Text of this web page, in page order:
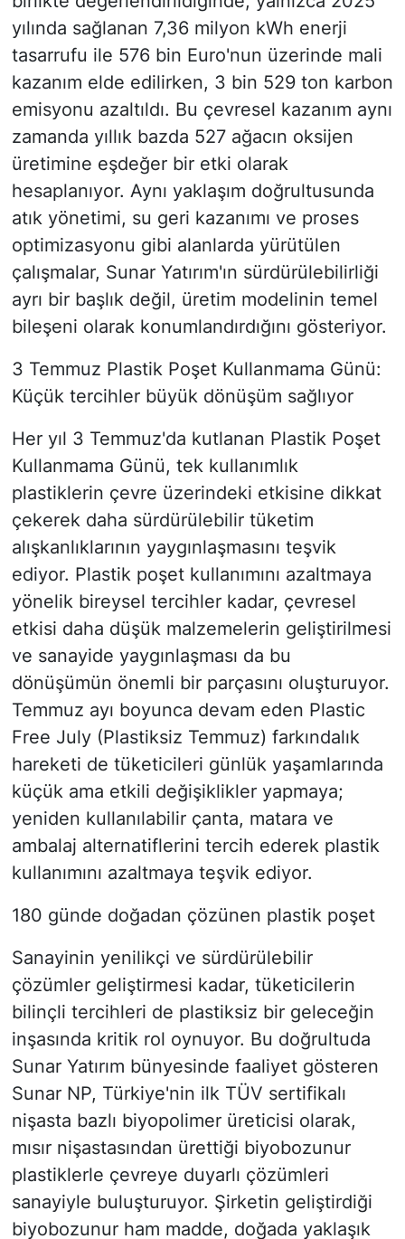
yılında sağlanan 7,36 milyon kWh enerji
tasarrufu ile 576 bin Euro'nun üzerinde mali
kazanım elde edilirken, 3 bin 529 ton karbon
emisyonu azaltıldı. Bu çevresel kazanım aynı
zamanda yıllık bazda 527 ağacın oksijen
üretimine eşdeğer bir etki olarak
hesaplanıyor. Aynı yaklaşım doğrultusunda
atık yönetimi, su geri kazanımı ve proses
optimizasyonu gibi alanlarda yürütülen
çalışmalar, Sunar Yatırım'ın sürdürülebilirliği
ayrı bir başlık değil, üretim modelinin temel
bileşeni olarak konumlandırdığını gösteriyor.
3 Temmuz Plastik Poşet Kullanmama Günü:
Küçük tercihler büyük dönüşüm sağlıyor
Her yıl 3 Temmuz'da kutlanan Plastik Poşet
Kullanmama Günü, tek kullanımlık
plastiklerin çevre üzerindeki etkisine dikkat
çekerek daha sürdürülebilir tüketim
alışkanlıklarının yaygınlaşmasını teşvik
ediyor. Plastik poşet kullanımını azaltmaya
yönelik bireysel tercihler kadar, çevresel
etkisi daha düşük malzemelerin geliştirilmesi
ve sanayide yaygınlaşması da bu
dönüşümün önemli bir parçasını oluşturuyor.
Temmuz ayı boyunca devam eden Plastic
Free July (Plastiksiz Temmuz) farkındalık
hareketi de tüketicileri günlük yaşamlarında
küçük ama etkili değişiklikler yapmaya;
yeniden kullanılabilir çanta, matara ve
ambalaj alternatiflerini tercih ederek plastik
kullanımını azaltmaya teşvik ediyor.
180 günde doğadan çözünen plastik poşet
Sanayinin yenilikçi ve sürdürülebilir
çözümler geliştirmesi kadar, tüketicilerin
bilinçli tercihleri de plastiksiz bir geleceğin
inşasında kritik rol oynuyor. Bu doğrultuda
Sunar Yatırım bünyesinde faaliyet gösteren
Sunar NP, Türkiye'nin ilk TÜV sertifikalı
nişasta bazlı biyopolimer üreticisi olarak,
mısır nişastasından ürettiği biyobozunur
plastiklerle çevreye duyarlı çözümleri
sanayiyle buluşturuyor. Şirketin geliştirdiği
biyobozunur ham madde, doğada yaklaşık